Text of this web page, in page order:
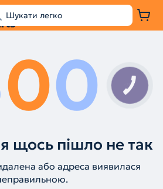
00
щось пішло не так
або адреса виявилася
КНОПКА
ЗВ'ЯЗКУ